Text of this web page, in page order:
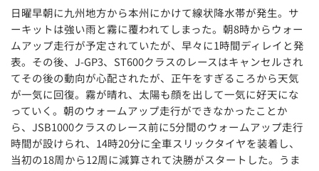
日曜早朝に九州地方から本州にかけて線状降水帯が発生。サ
ーキットは強い雨と霧に覆われてしまった。朝8時からウォー
ムアップ走行が予定されていたが、早々に1時間ディレイと発
表。その後、J-GP3、ST600クラスのレースはキャンセルされ
てその後の動向が心配されたが、正午をすぎるころから天気
が一気に回復。霧が晴れ、太陽も顔を出して一気に好天にな
っていく。朝のウォームアップ走行ができなかったことか
ら、JSB1000クラスのレース前に5分間のウォームアップ走行
時間が設けられ、14時20分に全車スリックタイヤを装着し、
当初の18周から12周に減算されて決勝がスタートした。うま